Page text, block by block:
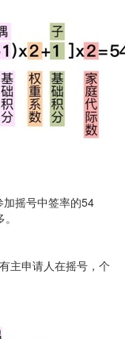
摇号中签率的54
主申请人在摇号，个